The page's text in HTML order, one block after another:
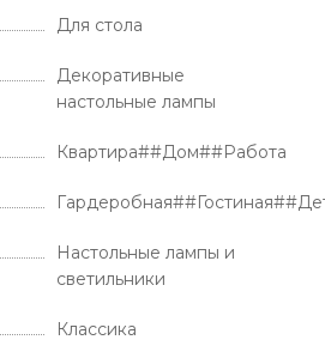
Для стола
Декоративные
настольные лампы
Квартира##Дом##Работа
Настольные лампы и
светильники
Классика